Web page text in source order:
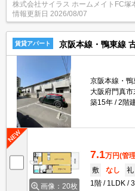
株式会社サイラス ホームメイトFC塚
情報更新日 2026/08/07
賃貸アパート 京阪本線・鴨東線
京阪本線・
大阪府門真市
築15年
2階
画像：20枚
7.1万円(管
敷
なし 礼
1階
1LDK